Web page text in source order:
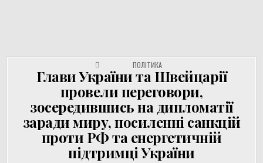
POSTED INПОЛІТИКА
Глави України та Швейцарії
провели переговори,
зосередившись на дипломатії
заради миру, посиленні санкцій
проти РФ та енергетичній
підтримці України